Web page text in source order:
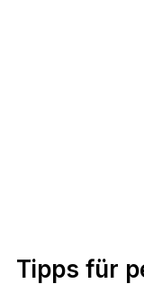
Tipps für